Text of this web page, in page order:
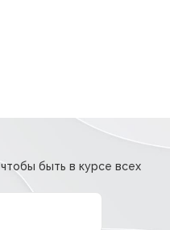
быть в курсе всех